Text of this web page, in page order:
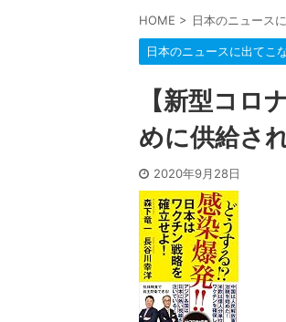
HOME > 日本のニュース
日本のニュースに出てこ
【新型コロ
めに供給さ
2020年9月28日